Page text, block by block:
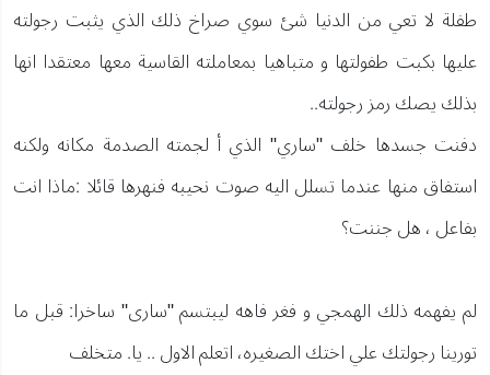
طفلة لا تعي من الدنيا شئ سوي صراخ ذلك الذي يثبت رجولته
عليها بكبت طفولتها و متباهيا بمعاملته القاسية معها معتقدا انها
بذلك يصك رمز رجولته..
دفنت جسدها خلف "ساري" الذي أ لجمته الصدمة مكانه ولكنه
استفاق منها عندما تسلل اليه صوت نحيبه فنهرها قائلا :ماذا انت
بفاعل ، هل جننت؟
لم يفهمه ذلك الهمجي و فغر فاهه ليبتسم "سارى" ساخرا: قبل ما
تورينا رجولتك علي اختك الصغيره، اتعلم الاول .. يا. متخلف